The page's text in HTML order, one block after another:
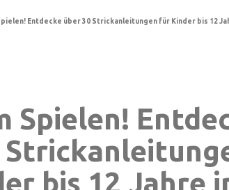
Entdecke über 30 Strickanleitungen für Kinder bis 12
Spielen!
bis 12 Jahre